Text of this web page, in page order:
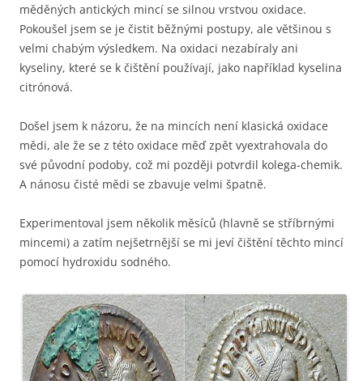
měděných antických mincí se silnou vrstvou oxidace.
Pokoušel jsem se je čistit běžnými postupy, ale většinou s
velmi chabým výsledkem. Na oxidaci nezabíraly ani
kyseliny, které se k čištění používají, jako například kyselina
citrónová.
Došel jsem k názoru, že na mincích není klasická oxidace
mědi, ale že se z této oxidace měď zpět vyextrahovala do
své původní podoby, což mi později potvrdil kolega-chemik.
A nánosu čisté mědi se zbavuje velmi špatně.
Experimentoval jsem několik měsíců (hlavně se stříbrnými
mincemi) a zatím nejšetrnější se mi jeví čištění těchto mincí
pomocí hydroxidu sodného.